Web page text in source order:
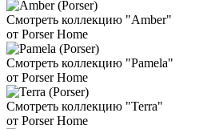
Смотреть коллекцию "Amber"
от Porser Home
Смотреть коллекцию "Pamela"
от Porser Home
Смотреть коллекцию "Terra"
от Porser Home